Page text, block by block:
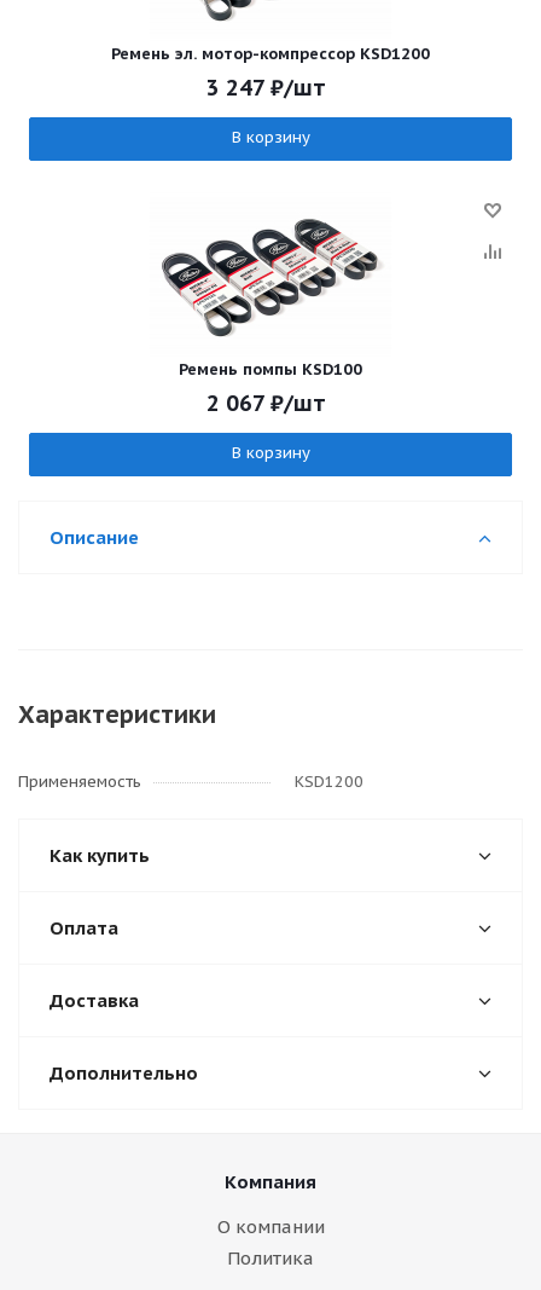
Ремень эл. мотор-компрессор KSD1200
3 247 ₽/шт
В корзину
Ремень помпы KSD100
2 067 ₽/шт
В корзину
Описание
Характеристики
Применяемость KSD1200
Как купить
Оплата
Доставка
Дополнительно
Компания
О компании
Политика